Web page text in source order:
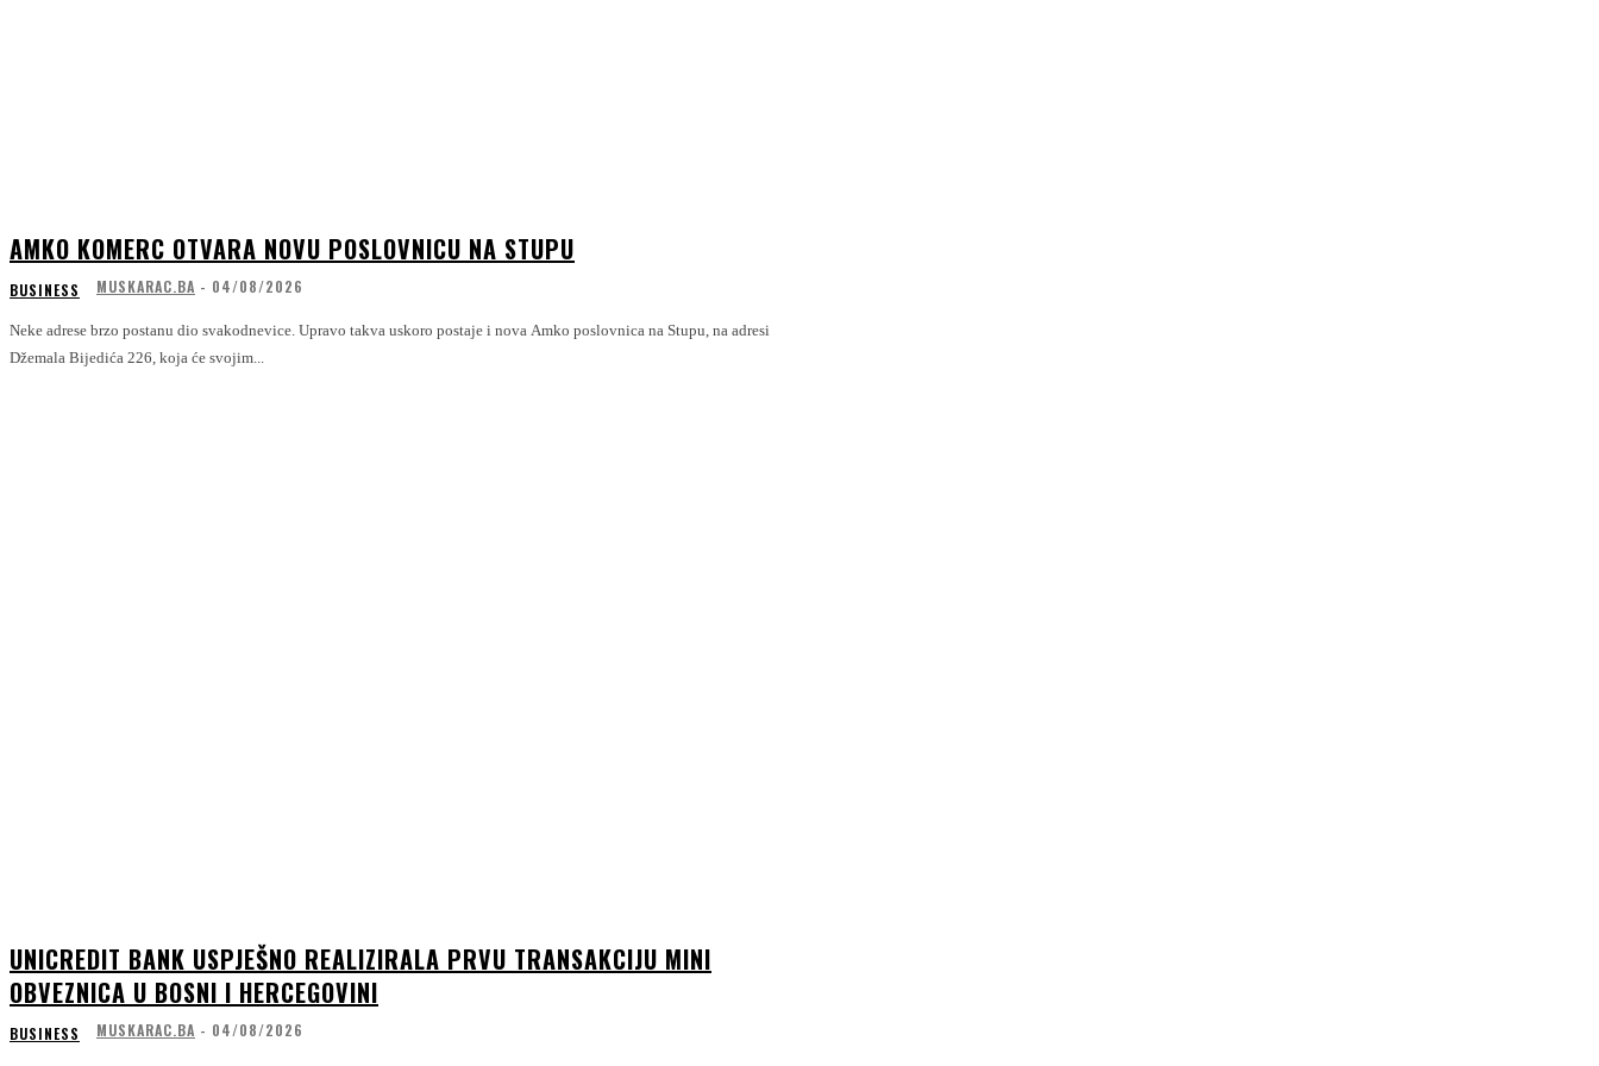
AMKO KOMERC OTVARA NOVU POSLOVNICU NA STUPU
BUSINESS MUSKARAC.BA - 04/08/2026
Neke adrese brzo postanu dio svakodnevice. Upravo takva uskoro postaje i nova Amko poslovnica na Stupu, na adresi
Džemala Bijedića 226, koja će svojim...
UNICREDIT BANK USPJEŠNO REALIZIRALA PRVU TRANSAKCIJU MINI
OBVEZNICA U BOSNI I HERCEGOVINI
BUSINESS MUSKARAC.BA - 04/08/2026